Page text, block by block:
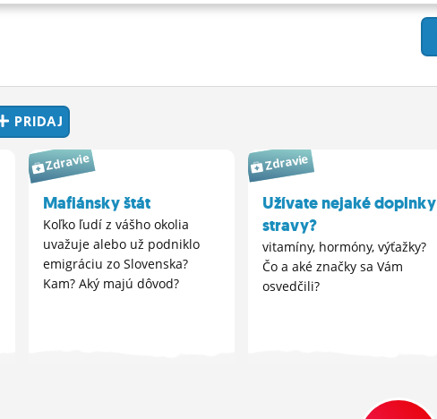
PRIDAJ
Zdravie
Mafiánsky štát
Koľko ľudí z vášho okolia
uvažuje alebo už podniklo
emigráciu zo Slovenska?
Kam? Aký majú dôvod?
Zdravie
Užívate nejaké doplnky
stravy?
vitamíny, hormóny, výťažky?
Čo a aké značky sa Vám
osvedčili?